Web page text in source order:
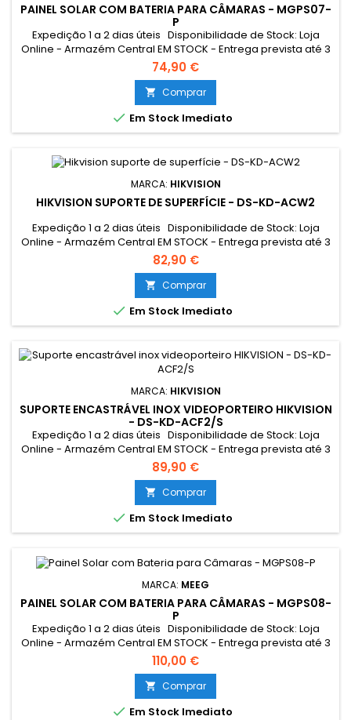
PAINEL SOLAR COM BATERIA PARA CÂMARAS - MGPS07-
P
Expedição 1 a 2 dias úteis Disponibilidade de Stock: Loja
Online - Armazém Central EM STOCK - Entrega prevista até 3
dias úteis Loja Braga - Rua António Fernandes Ferreira
Gomes EM STOCK Este painel solar carrega a sua
câmera, ficando esta sempre em funcionamento todos os
dias, todo o ano, sem se preocupar que a bateria acabe.
74,90 €
 Comprar
 Em Stock Imediato
MARCA: HIKVISION
HIKVISION SUPORTE DE SUPERFÍCIE - DS-KD-ACW2
Expedição 1 a 2 dias úteis Disponibilidade de Stock: Loja
Online - Armazém Central EM STOCK - Entrega prevista até 3
dias úteis Loja Braga - Rua António Fernandes Ferreira
Gomes EM STOCK
82,90 €
 Comprar
 Em Stock Imediato
MARCA: HIKVISION
SUPORTE ENCASTRÁVEL INOX VIDEOPORTEIRO HIKVISION
- DS-KD-ACF2/S
Expedição 1 a 2 dias úteis Disponibilidade de Stock: Loja
Online - Armazém Central EM STOCK - Entrega prevista até 3
dias úteis Loja Braga - Rua António Fernandes Ferreira
Gomes EM STOCK
89,90 €
 Comprar
 Em Stock Imediato
MARCA: MEEG
PAINEL SOLAR COM BATERIA PARA CÂMARAS - MGPS08-
P
Expedição 1 a 2 dias úteis Disponibilidade de Stock: Loja
Online - Armazém Central EM STOCK - Entrega prevista até 3
dias úteis Loja Braga - Rua António Fernandes Ferreira
Gomes EM STOCK Este painel solar carrega a sua
câmera, ficando esta sempre em funcionamento todos os
dias, todo o ano, sem se preocupar que a bateria acabe.
110,00 €
 Comprar
 Em Stock Imediato